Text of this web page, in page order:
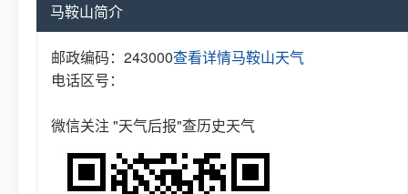
马鞍山简介
邮政编码：243000
电话区号：
查看详情马鞍山天气
微信关注 "天气后报"查历史天气